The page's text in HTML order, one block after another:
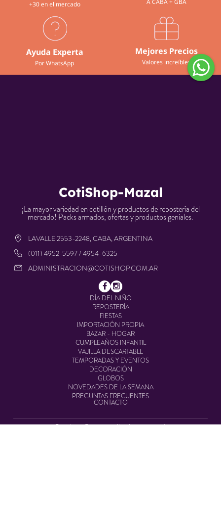
+30 en el mercado
Ayuda Experta
Por WhatsApp
Mejores Precios
Valores increíbles
CotiShop-Mazal
¡La mayor variedad en cotillón y productos de repostería del
mercado! Packs armados, ofertas y productos geniales.
LAVALLE 2553-2248, CABA, ARGENTINA
(011) 4952-5597 / 4954-6325
ADMINISTRACION@COTISHOP.COM.AR
DÍA DEL NIÑO
REPOSTERÍA
FIESTAS
IMPORTACIÓN PROPIA
BAZAR - HOGAR
CUMPLEAÑOS INFANTIL
VAJILLA DESCARTABLE
TEMPORADAS Y EVENTOS
DECORACIÓN
GLOBOS
NOVEDADES DE LA SEMANA
PREGUNTAS FRECUENTES
CONTACTO
Cotishop © 2025. All rights reserved.